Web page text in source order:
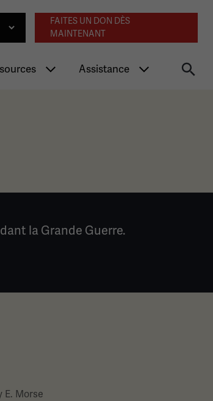
Navigation
FAITES UN DON DÈS
MAINTENANT
Assistance
la Grande Guerre.
E. Morse